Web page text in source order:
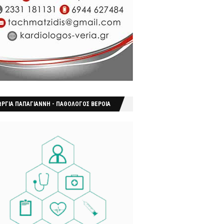
ΠΑΠΑΓΙΑΝΝΗ - ΠΑΘΟΛΟΓΟΣ ΒΕΡΟΙΑ